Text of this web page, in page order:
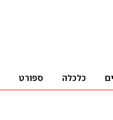
כלכלה ספורט